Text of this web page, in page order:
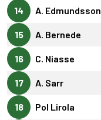
14 A. Edmundsson
15 A. Bernede
16 C. Niasse
17 A. Sarr
18 Pol Lirola